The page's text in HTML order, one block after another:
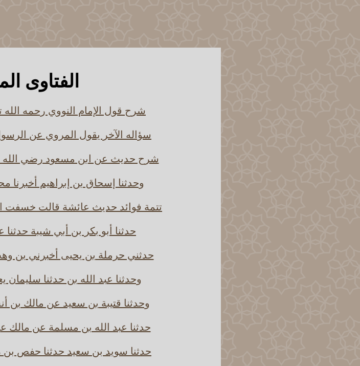
الفتاوى
شرح قول الإمام النووي رحمه الله
سؤاله الآخر يقول المروي عن
شرح حديث عن ابن مسعود رضي الله
وحدثنا إسحاق بن إبراهيم أخبرنا
تتمة فوائد حديث عائشة قالت
حدثنا أبو بكر بن أبي شيبة
حدثني حرملة بن يحيى أخبرني بن
وحدثنا عبد الله بن حدثنا سليمان
وحدثنا قتيبة بن سعيد عن مالك
حدثنا عبد الله بن مسلمة عن
حدثنا سويد بن سعيد حدثنا حفص